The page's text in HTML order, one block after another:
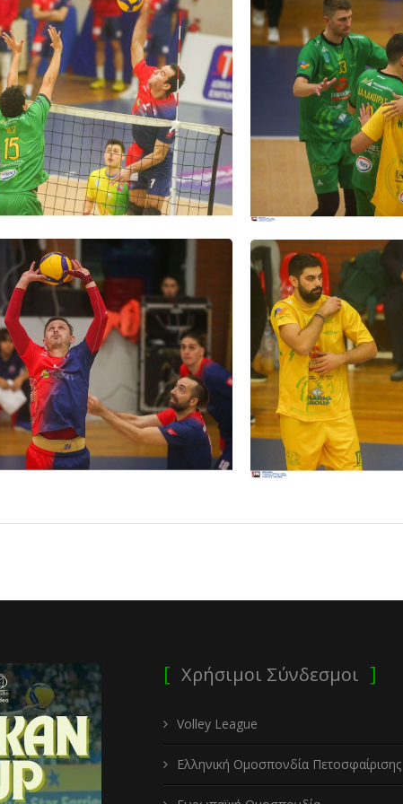
Χρήσιμοι Σύνδεσμοι
Volley League
Ελληνική Ομοσπονδία Πετοσφαίρισης